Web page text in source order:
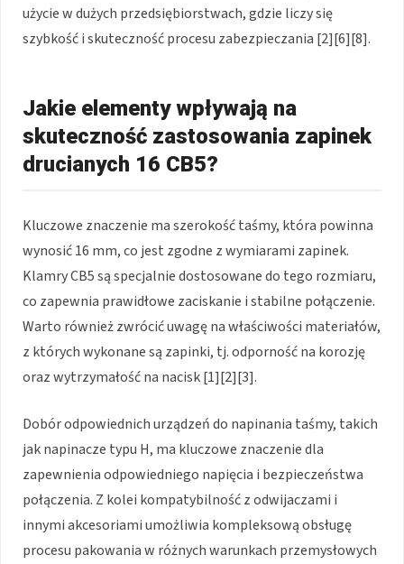
użycie w dużych przedsiębiorstwach, gdzie liczy się
szybkość i skuteczność procesu zabezpieczania [2][6][8].
Jakie elementy wpływają na
skuteczność zastosowania zapinek
drucianych 16 CB5?
Kluczowe znaczenie ma szerokość taśmy, która powinna
wynosić 16 mm, co jest zgodne z wymiarami zapinek.
Klamry CB5 są specjalnie dostosowane do tego rozmiaru,
co zapewnia prawidłowe zaciskanie i stabilne połączenie.
Warto również zwrócić uwagę na właściwości materiałów,
z których wykonane są zapinki, tj. odporność na korozję
oraz wytrzymałość na nacisk [1][2][3].
Dobór odpowiednich urządzeń do napinania taśmy, takich
jak napinacze typu H, ma kluczowe znaczenie dla
zapewnienia odpowiedniego napięcia i bezpieczeństwa
połączenia. Z kolei kompatybilność z odwijaczami i
innymi akcesoriami umożliwia kompleksową obsługę
procesu pakowania w różnych warunkach przemysłowych